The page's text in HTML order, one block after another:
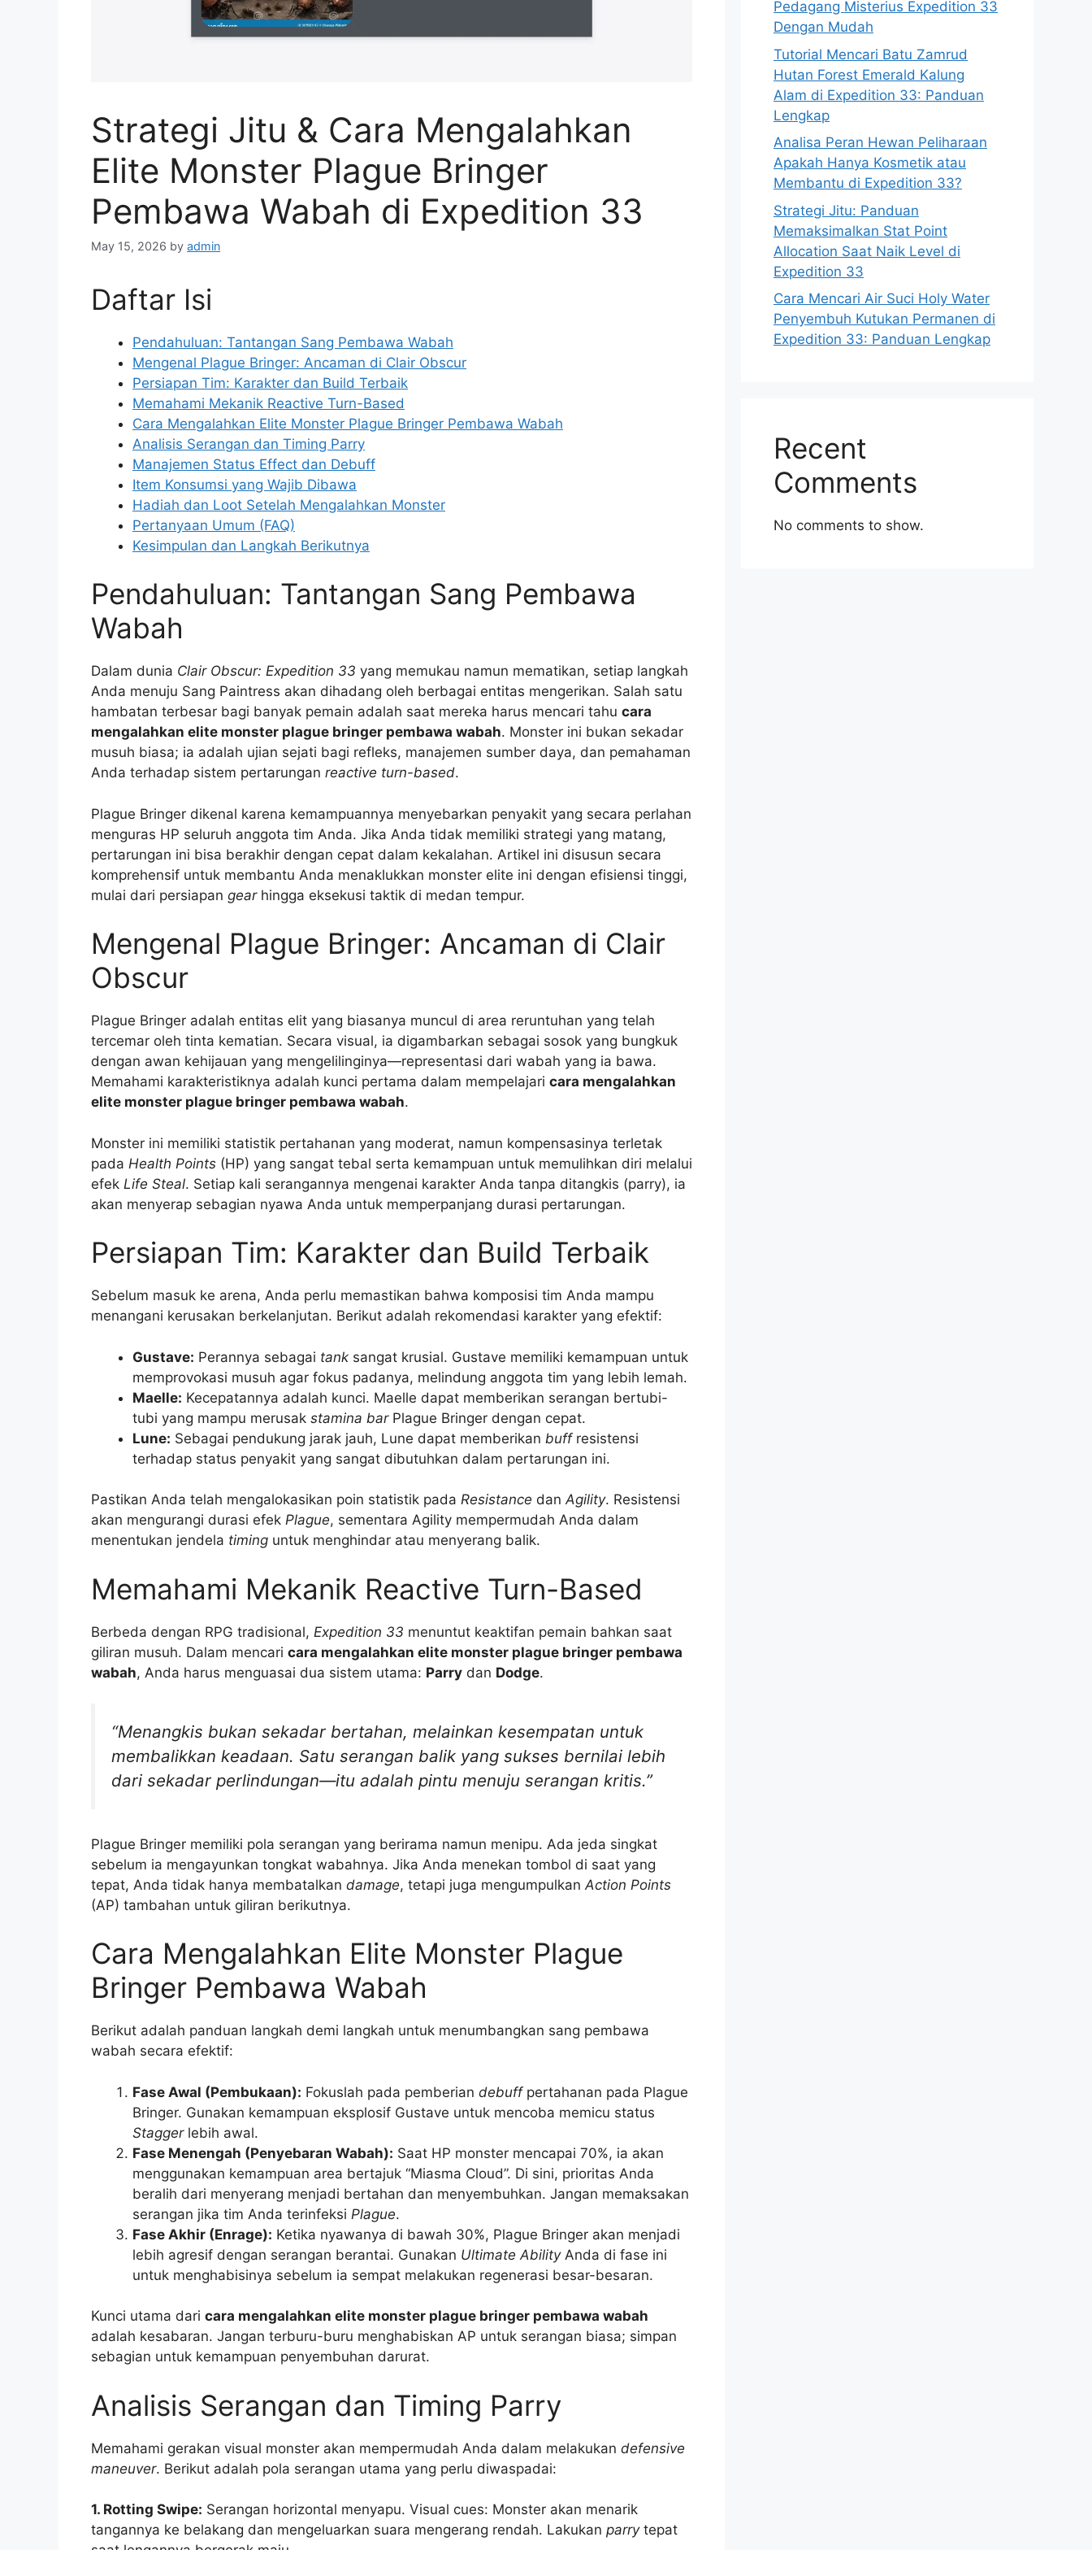
Strategi Jitu & Cara Mengalahkan
Elite Monster Plague Bringer
Pembawa Wabah di Expedition 33
May 15, 2026 by admin
Daftar Isi
Pendahuluan: Tantangan Sang Pembawa Wabah
Mengenal Plague Bringer: Ancaman di Clair Obscur
Persiapan Tim: Karakter dan Build Terbaik
Memahami Mekanik Reactive Turn-Based
Cara Mengalahkan Elite Monster Plague Bringer Pembawa Wabah
Analisis Serangan dan Timing Parry
Manajemen Status Effect dan Debuff
Item Konsumsi yang Wajib Dibawa
Hadiah dan Loot Setelah Mengalahkan Monster
Pertanyaan Umum (FAQ)
Kesimpulan dan Langkah Berikutnya
Pendahuluan: Tantangan Sang Pembawa
Wabah
Dalam dunia Clair Obscur: Expedition 33 yang memukau namun mematikan, setiap langkah
Anda menuju Sang Paintress akan dihadang oleh berbagai entitas mengerikan. Salah satu
hambatan terbesar bagi banyak pemain adalah saat mereka harus mencari tahu cara
mengalahkan elite monster plague bringer pembawa wabah. Monster ini bukan sekadar
musuh biasa; ia adalah ujian sejati bagi refleks, manajemen sumber daya, dan pemahaman
Anda terhadap sistem pertarungan reactive turn-based.
Plague Bringer dikenal karena kemampuannya menyebarkan penyakit yang secara perlahan
menguras HP seluruh anggota tim Anda. Jika Anda tidak memiliki strategi yang matang,
pertarungan ini bisa berakhir dengan cepat dalam kekalahan. Artikel ini disusun secara
komprehensif untuk membantu Anda menaklukkan monster elite ini dengan efisiensi tinggi,
mulai dari persiapan gearhingga eksekusi taktik di medan tempur.
Mengenal Plague Bringer: Ancaman di Clair
Obscur
Plague Bringer adalah entitas elit yang biasanya muncul di area reruntuhan yang telah
tercemar oleh tinta kematian. Secara visual, ia digambarkan sebagai sosok yang bungkuk
dengan awan kehijauan yang mengelilinginya—representasi dari wabah yang ia bawa.
Memahami karakteristiknya adalah kunci pertama dalam mempelajari cara mengalahkan
elite monster plague bringer pembawa wabah.
Monster ini memiliki statistik pertahanan yang moderat, namun kompensasinya terletak
pada Health Points (HP) yang sangat tebal serta kemampuan untuk memulihkan diri melalui
efek Life Steal. Setiap kali serangannya mengenai karakter Anda tanpa ditangkis (parry), ia
akan menyerap sebagian nyawa Anda untuk memperpanjang durasi pertarungan.
Persiapan Tim: Karakter dan Build Terbaik
Sebelum masuk ke arena, Anda perlu memastikan bahwa komposisi tim Anda mampu
menangani kerusakan berkelanjutan. Berikut adalah rekomendasi karakter yang efektif:
Gustave: Perannya sebagai tank sangat krusial. Gustave memiliki kemampuan untuk
memprovokasi musuh agar fokus padanya, melindung anggota tim yang lebih lemah.
Maelle: Kecepatannya adalah kunci. Maelle dapat memberikan serangan bertubi-
tubi yang mampu merusak stamina barPlague Bringer dengan cepat.
Lune: Sebagai pendukung jarak jauh, Lune dapat memberikan buffresistensi
terhadap status penyakit yang sangat dibutuhkan dalam pertarungan ini.
Pastikan Anda telah mengalokasikan poin statistik pada Resistance danAgility. Resistensi
akan mengurangi durasi efek Plague, sementara Agility mempermudah Anda dalam
menentukan jendela timing untuk menghindar atau menyerang balik.
Memahami Mekanik Reactive Turn-Based
Berbeda dengan RPG tradisional, Expedition 33 menuntut keaktifan pemain bahkan saat
giliran musuh. Dalam mencari cara mengalahkan elite monster plague bringer pembawa
wabah, Anda harus menguasai dua sistem utama: Parry dan Dodge.
“Menangkis bukan sekadar bertahan, melainkan kesempatan untuk
membalikkan keadaan. Satu serangan balik yang sukses bernilai lebih
dari sekadar perlindungan—itu adalah pintu menuju serangan kritis.”
Plague Bringer memiliki pola serangan yang berirama namun menipu. Ada jeda singkat
sebelum ia mengayunkan tongkat wabahnya. Jika Anda menekan tombol di saat yang
tepat, Anda tidak hanya membatalkan damage, tetapi juga mengumpulkan Action Points
(AP) tambahan untuk giliran berikutnya.
Cara Mengalahkan Elite Monster Plague
Bringer Pembawa Wabah
Berikut adalah panduan langkah demi langkah untuk menumbangkan sang pembawa
wabah secara efektif:
Fase Awal (Pembukaan): Fokuslah pada pemberian debuffpertahanan pada Plague
Bringer. Gunakan kemampuan eksplosif Gustave untuk mencoba memicu status
Staggerlebih awal.
Fase Menengah (Penyebaran Wabah): Saat HP monster mencapai 70%, ia akan
menggunakan kemampuan area bertajuk “Miasma Cloud”. Di sini, prioritas Anda
beralih dari menyerang menjadi bertahan dan menyembuhkan. Jangan memaksakan
serangan jika tim Anda terinfeksi Plague.
Fase Akhir (Enrage): Ketika nyawanya di bawah 30%, Plague Bringer akan menjadi
lebih agresif dengan serangan berantai. Gunakan Ultimate AbilityAnda di fase ini
untuk menghabisinya sebelum ia sempat melakukan regenerasi besar-besaran.
Kunci utama dari cara mengalahkan elite monster plague bringer pembawa wabah
adalah kesabaran. Jangan terburu-buru menghabiskan AP untuk serangan biasa; simpan
sebagian untuk kemampuan penyembuhan darurat.
Analisis Serangan dan Timing Parry
Memahami gerakan visual monster akan mempermudah Anda dalam melakukan defensive
maneuver. Berikut adalah pola serangan utama yang perlu diwaspadai:
1. Rotting Swipe: Serangan horizontal menyapu. Visual cues: Monster akan menarik
tangannya ke belakang dan mengeluarkan suara mengerang rendah. Lakukan parrytepat
Pedagang Misterius Expedition 33
Dengan Mudah
Tutorial Mencari Batu Zamrud
Hutan Forest Emerald Kalung
Alam di Expedition 33: Panduan
Lengkap
Analisa Peran Hewan Peliharaan
Apakah Hanya Kosmetik atau
Membantu di Expedition 33?
Strategi Jitu: Panduan
Memaksimalkan Stat Point
Allocation Saat Naik Level di
Expedition 33
Cara Mencari Air Suci Holy Water
Penyembuh Kutukan Permanen di
Expedition 33: Panduan Lengkap
Recent
Comments
No comments to show.